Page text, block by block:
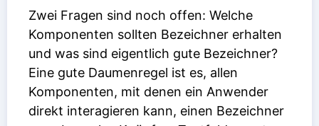
Zwei Fragen sind noch offen: Welche
Komponenten sollten Bezeichner erhalten
und was sind eigentlich gute Bezeichner?
Eine gute Daumenregel ist es, allen
Komponenten, mit denen ein Anwender
direkt interagieren kann, einen Bezeichner